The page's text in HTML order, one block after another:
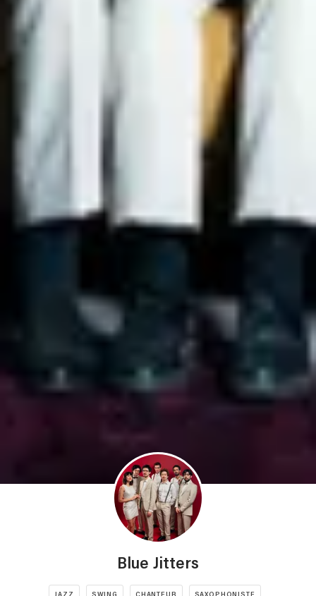
Blue Jitters
JAZZ SWING CHANTEUR SAXOPHONISTE